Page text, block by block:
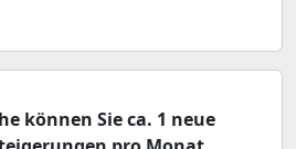
können Sie ca. 1 neue